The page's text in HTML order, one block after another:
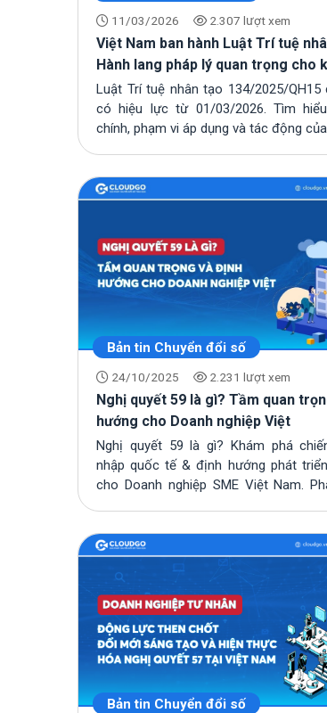
11/03/2026 2.307 lượt xem
Việt Nam ban hành Luật Trí tuệ
Hành lang pháp lý quan trọng cho
AI
Luật Trí tuệ nhân tạo 134/2025/QH15
có hiệu lực từ 01/03/2026. Tìm
chính, phạm vi áp dụng và tác động
Bản tin Chuyển đổi số
24/10/2025 2.231 lượt xem
Nghị quyết 59 là gì? Tầm quan
hướng cho Doanh nghiệp Việt
Nghị quyết 59 là gì? Khám phá
nhập quốc tế & định hướng phát
cho Doanh nghiệp SME Việt Nam.
Bản tin Chuyển đổi số